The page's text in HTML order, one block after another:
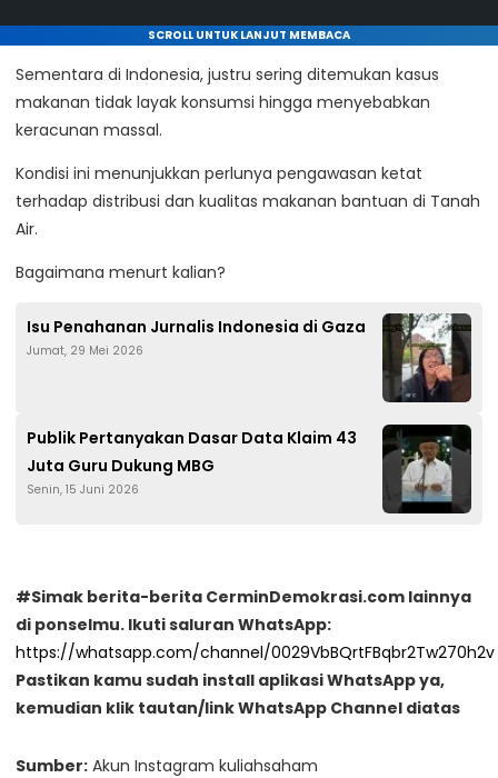
SCROLL UNTUK LANJUT MEMBACA
Sementara di Indonesia, justru sering ditemukan kasus
makanan tidak layak konsumsi hingga menyebabkan
keracunan massal.
Kondisi ini menunjukkan perlunya pengawasan ketat
terhadap distribusi dan kualitas makanan bantuan di Tanah
Air.
Bagaimana menurt kalian?
Isu Penahanan Jurnalis Indonesia di Gaza
Jumat, 29 Mei 2026
Publik Pertanyakan Dasar Data Klaim 43
Juta Guru Dukung MBG
Senin, 15 Juni 2026
#Simak berita-berita CerminDemokrasi.com lainnya
di ponselmu. Ikuti saluran WhatsApp:
https://whatsapp.com/channel/0029VbBQrtFBqbr2Tw270h2v
Pastikan kamu sudah install aplikasi WhatsApp ya,
kemudian klik tautan/link WhatsApp Channel diatas
Sumber: Akun Instagram kuliahsaham